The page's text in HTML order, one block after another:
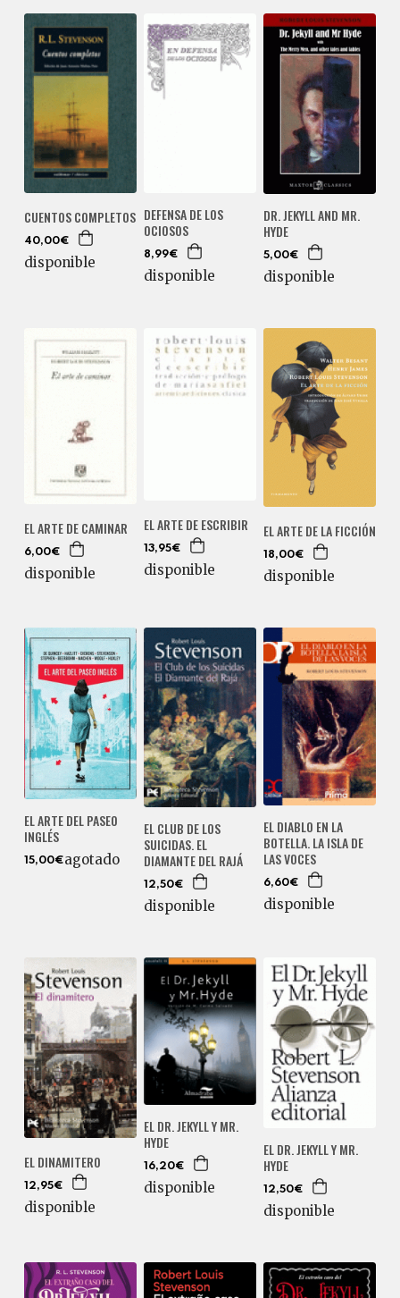
CUENTOS COMPLETOS
40,00€
disponible
DEFENSA DE LOS
OCIOSOS
8,99€
disponible
DR. JEKYLL AND MR.
HYDE
5,00€
disponible
EL ARTE DE CAMINAR
6,00€
disponible
EL ARTE DE ESCRIBIR
13,95€
disponible
EL ARTE DE LA FICCIÓN
18,00€
disponible
EL ARTE DEL PASEO
INGLÉS
15,00€agotado
EL CLUB DE LOS
SUICIDAS. EL
DIAMANTE DEL RAJÁ
12,50€
disponible
EL DIABLO EN LA
BOTELLA. LA ISLA DE
LAS VOCES
6,60€
disponible
EL DINAMITERO
12,95€
disponible
EL DR. JEKYLL Y MR.
HYDE
16,20€
disponible
EL DR. JEKYLL Y MR.
HYDE
12,50€
disponible